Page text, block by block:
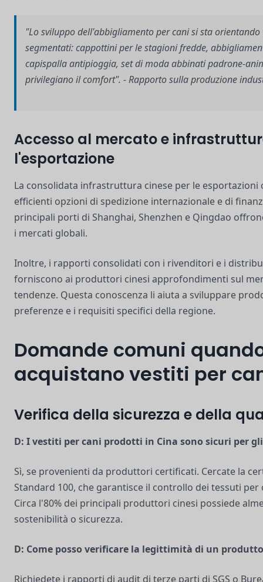
"Lo sviluppo dell'abbigliamento per cani si sta orientando
segmentati: cappottini per le stagioni fredde,
capispalla antipioggia, set di moda abbinati padrone-
privilegiano il comfort". - Rapporto sulla produzione
Accesso al mercato e
l'esportazione
La consolidata infrastruttura cinese per le
efficienti opzioni di spedizione internazionale e di
principali porti di Shanghai, Shenzhen e Qingdao
i mercati globali.
Inoltre, i rapporti consolidati con i rivenditori e i
forniscono ai produttori cinesi approfondimenti sul
tendenze. Questa conoscenza li aiuta a sviluppare
preferenze e i requisiti specifici della regione.
Domande comuni
acquistano vestiti per
Verifica della sicurezza e della
D: I vestiti per cani prodotti in Cina sono sicuri per
Sì, se provenienti da produttori certificati. Cercate la
Standard 100, che garantisce il controllo dei tessuti per
Circa l'80% dei principali produttori cinesi possiede
sostenibilità o sicurezza.
D: Come posso verificare la legittimità di un
Richiedete i rapporti di audit di terze parti di SGS o